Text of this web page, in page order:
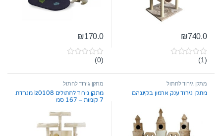
₪740.0
0
t
f
(1)
₪170.0
0
t
f
5
(0)
מתקן גירוד לחתול
מתקן גירוד ענק ארמון בקינגהם
מתקן גירוד לחתול
מתקן גירוד לחתולים lz0108 מגרדת
7 קומות – 167 סמ